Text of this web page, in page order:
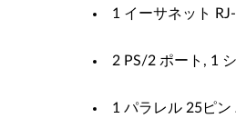
1 イーサネット
2 PS/2 ポート, 1
1 パラレル 25ピン